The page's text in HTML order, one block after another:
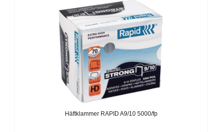
Häftklammer RAPID A9/10 5000/fp